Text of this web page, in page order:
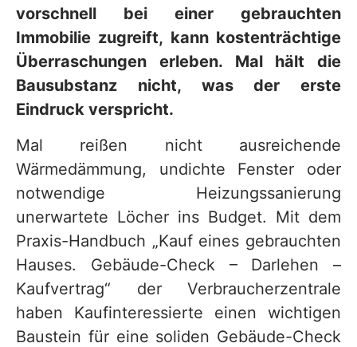
vorschnell bei einer gebrauchten
Immobilie zugreift, kann kostenträchtige
Überraschungen erleben. Mal hält die
Bausubstanz nicht, was der erste
Eindruck verspricht.
Mal reißen nicht ausreichende
Wärmedämmung, undichte Fenster oder
notwendige Heizungssanierung
unerwartete Löcher ins Budget. Mit dem
Praxis-Handbuch „Kauf eines gebrauchten
Hauses. Gebäude-Check – Darlehen –
Kaufvertrag“ der Verbraucherzentrale
haben Kaufinteressierte einen wichtigen
Baustein für eine soliden Gebäude-Check